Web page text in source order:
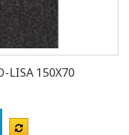
LISA 150X70